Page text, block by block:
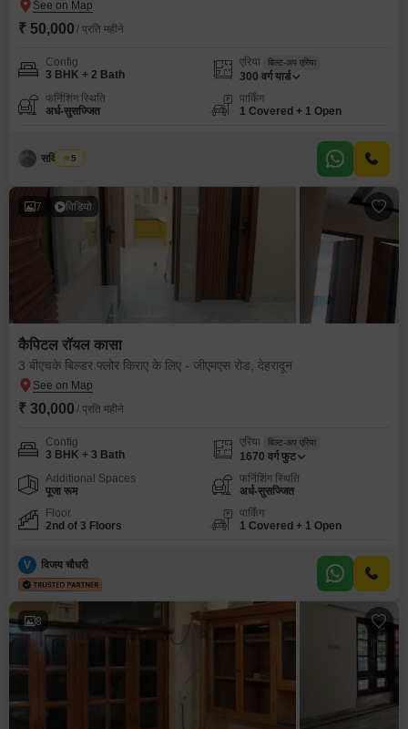
₹ 50,000 / प्रति महीने
Config
3 BHK + 2 Bath
एरिया बिल्ट-अप एरिया
300 वर्ग यार्ड
फर्निशिंग स्थिति
अर्ध-सुसज्जित
पार्किंग
1 Covered + 1 Open
सविंदर सिंह
5
7 विडियो
कैपिटल रॉयल कासा
3 बीएचके बिल्डर फ्लोर किराए के लिए - जीएमएस रोड, देहरादून
₹ 30,000 / प्रति महीने
Config
3 BHK + 3 Bath
एरिया बिल्ट-अप एरिया
1670 वर्ग फुट
Additional Spaces
पूजा रूम
फर्निशिंग स्थिति
अर्ध-सुसज्जित
Floor
2nd of 3 Floors
पार्किंग
1 Covered + 1 Open
V विजय चौधरी
8